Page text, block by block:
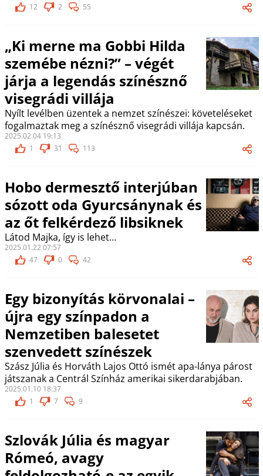
12
2 55
„Ki merne ma Gobbi Hilda
szemébe nézni?” – végét
járja a legendás színésznő
visegrádi villája
Nyílt levélben üzentek a nemzet színészei: követeléseket
fogalmaztak meg a színésznő visegrádi villája kapcsán.
2025.02.04 19:13
1
31 113
Hobo dermesztő interjúban
sózott oda Gyurcsánynak és
az őt felkérdező libsiknek
Látod Majka, így is lehet…
2025.01.22 07:57
47
0 42
Egy bizonyítás körvonalai –
újra egy színpadon a
Nemzetiben balesetet
szenvedett színészek
Szász Júlia és Horváth Lajos Ottó ismét apa-lánya párost
játszanak a Centrál Színház amerikai sikerdarabjában.
2025.01.10 18:37
1
7 9
Szlovák Júlia és magyar
Rómeó, avagy